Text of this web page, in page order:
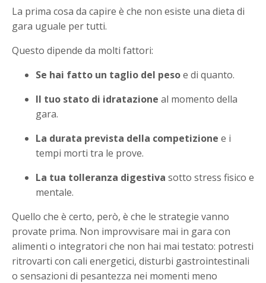
La prima cosa da capire è che non esiste una dieta di
gara uguale per tutti.
Questo dipende da molti fattori:
Se hai fatto un taglio del pesoe di quanto.
Il tuo stato di idratazione al momento della
gara.
La durata prevista della competizione e i
tempi morti tra le prove.
La tua tolleranza digestiva sotto stress fisico e
mentale.
Quello che è certo, però, è che le strategie vanno
provate prima. Non improvvisare mai in gara con
alimenti o integratori che non hai mai testato: potresti
ritrovarti con cali energetici, disturbi gastrointestinali
o sensazioni di pesantezza nei momenti meno